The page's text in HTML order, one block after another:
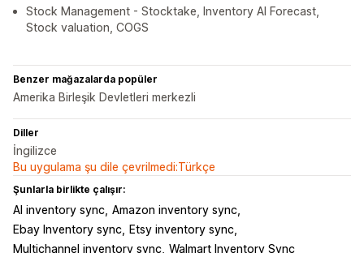
Stock Management - Stocktake, Inventory AI Forecast,
Stock valuation, COGS
Benzer mağazalarda popüler
Amerika Birleşik Devletleri merkezli
Diller
İngilizce
Bu uygulama şu dile çevrilmedi:Türkçe
Şunlarla birlikte çalışır:
AI inventory sync Amazon inventory sync
Ebay Inventory sync
Etsy inventory sync
Multichannel inventory sync Walmart Inventory Sync